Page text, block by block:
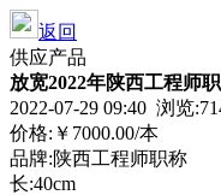
返回
供应产品
放宽2022年陕西工程师
2022-07-29 09:40 浏览
价格: ￥7000.00/本
品牌:陕西工程师职称
长:40cm